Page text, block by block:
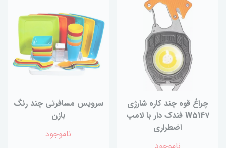
چراغ قوه چند کاره شارژی
W5147 فندک دار با لامپ
اضطراری
سرویس مسافرتی چند رنگ
بازن
ناموجود